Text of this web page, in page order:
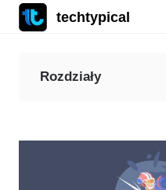
techtypical
Rozdziały